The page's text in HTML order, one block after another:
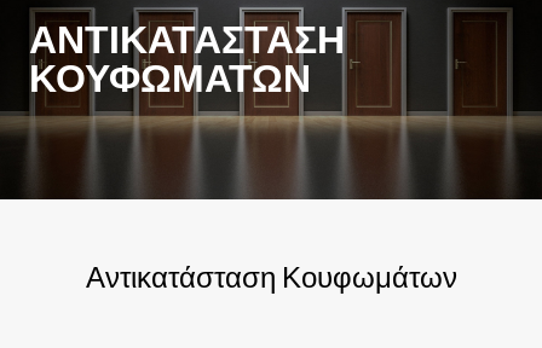
ΑΝΤΙΚΑΤΆΣΤΑΣΗ
ΚΟΥΦΩΜΆΤΩΝ
Αντικατάσταση Κουφωμάτων